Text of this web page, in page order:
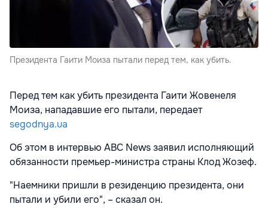
Президента Гаити Моиза пытали перед тем, как убить.
Перед тем как убить президента Гаити Жовенеля
Моиза, нападавшие его пытали, передает
segodnya.ua
Об этом в интервью ABC News заявил исполняющий
обязанности премьер-министра страны Клод Жозеф.
"Наемники пришли в резиденцию президента, они
пытали и убили его", – сказал он.